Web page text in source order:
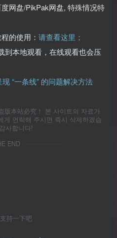
网盘/PikPak网盘, 特殊情况特
的使用： 请查看这里；
到本地观看，在线观看也会压
“一条线” 的问题解决方法
版本站必究！ 본 사이트의 자료가
게 연락해 주시면 즉시 삭제하겠습
사합니다!
END
持一下吧